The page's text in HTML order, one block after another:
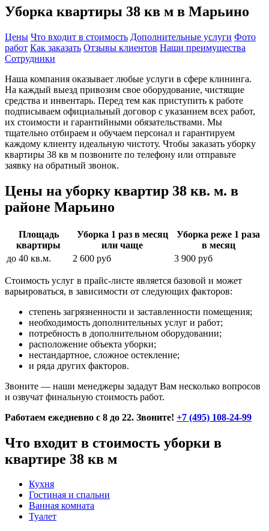
Уборка квартиры 38 кв м в Марьино
Цены Что входит в стоимость Дополнительные услуги Фото
работ Как заказать Отзывы клиентов Наши преимущества
Сотрудники
Наша компания оказывает любые услуги в сфере клининга.
На каждый выезд привозим свое оборудование, чистящие
средства и инвентарь. Перед тем как приступить к работе
подписываем официальный договор с указанием всех работ,
их стоимости и гарантийными обязательствами. Мы
тщательно отбираем и обучаем персонал и гарантируем
каждому клиенту идеальную чистоту. Чтобы заказать уборку
квартиры 38 кв м позвоните по телефону или отправьте
заявку на обратный звонок.
Цены на уборку квартир 38 кв. м. в
районе Марьино
Площадь
квартиры
Уборка 1 раз в месяц
или чаще
Уборка реже 1 раза
в месяц
до 40 кв.м.
2 600 руб 3 900 руб
Стоимость услуг в прайс-листе является базовой и может
варьироваться, в зависимости от следующих факторов:
степень загрязненности и заставленности помещения;
необходимость дополнительных услуг и работ;
потребность в дополнительном оборудовании;
расположение объекта уборки;
нестандартное, сложное остекление;
и ряда других факторов.
Звоните — наши менеджеры зададут Вам несколько вопросов
и озвучат финальную стоимость работ.
Работаем ежедневно с 8 до 22. Звоните! +7 (495) 108-24-99
Что входит в стоимость уборки в
квартире 38 кв м
Кухня
Гостиная и спальни
Ванная комната
Туалет